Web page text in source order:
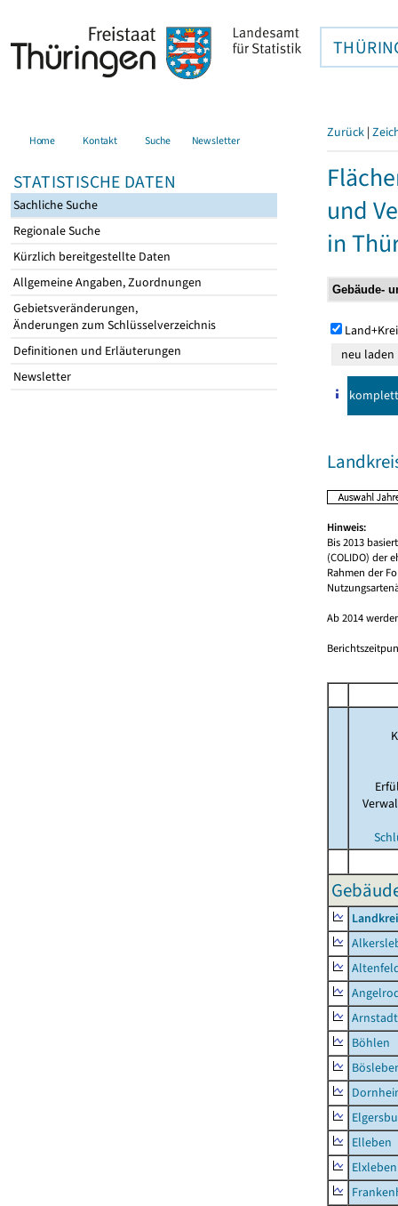
Home Kontakt Suche Newsletter
STATISTISCHE DATEN
Sachliche Suche
Regionale Suche
Kürzlich bereitgestellte Daten
Allgemeine Angaben, Zuordnungen
Gebietsveränderungen,
Änderungen zum Schlüsselverzeichnis
Definitionen und Erläuterungen
Newsletter
Zurück |
und
in
komplett
Hinweis:
Bis 2013
(COLIDO) der
Rahmen der
Ab 2014
Böhlen
Elleben
Elxleben